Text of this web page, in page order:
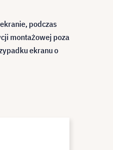
podczas
montażowej poza
ekranu o